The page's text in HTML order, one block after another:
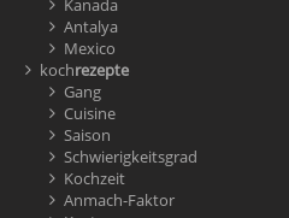
Kanada
Antalya
Mexico
kochrezepte
Gang
Cuisine
Saison
Schwierigkeitsgrad
Kochzeit
Anmach-Faktor